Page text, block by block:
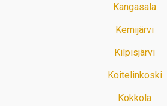
Kangasala
Kemijärvi
Kilpisjärvi
Koitelinkoski
Kokkola